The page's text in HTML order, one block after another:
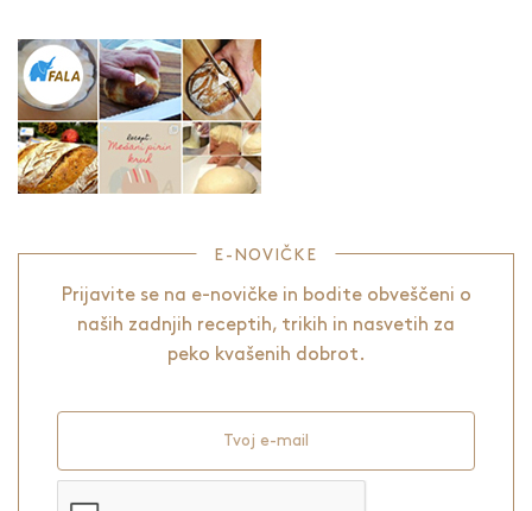
E-NOVIČKE
Prijavite se na e-novičke in bodite obveščeni o
naših zadnjih receptih, trikih in nasvetih za
peko kvašenih dobrot.
Tvoj e-mail